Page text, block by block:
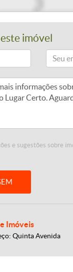
imóvel
e sugestões sobre
Imóveis
Quinta Avenida